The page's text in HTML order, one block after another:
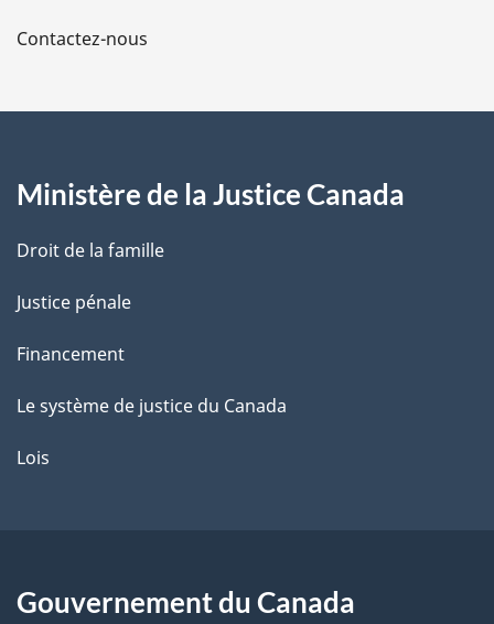
a
e
Contactez-nous
Ministère de la Justice Canada
Droit de la famille
Justice pénale
Financement
Le système de justice du Canada
Lois
Gouvernement du Canada